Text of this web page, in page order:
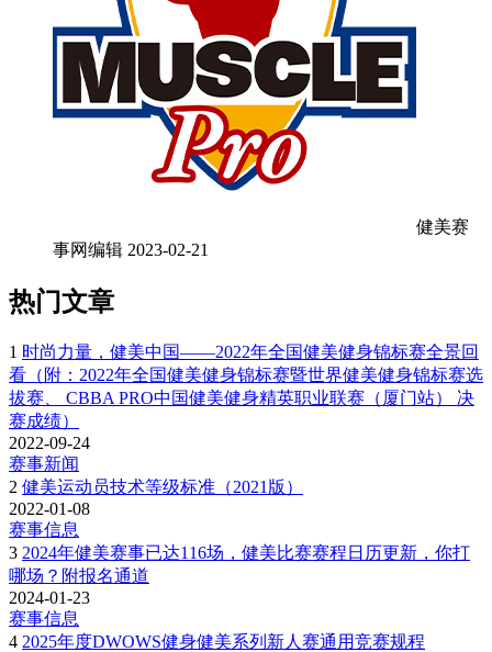
健美赛
事网编辑 2023-02-21
热门文章
1 时尚力量，健美中国——2022年全国健美健身锦标赛全景回
看（附：2022年全国健美健身锦标赛暨世界健美健身锦标赛选
拔赛、 CBBA PRO中国健美健身精英职业联赛（厦门站） 决
赛成绩）
2022-09-24
赛事新闻
2 健美运动员技术等级标准（2021版）
2022-01-08
赛事信息
3 2024年健美赛事已达116场，健美比赛赛程日历更新，你打
哪场？附报名通道
2024-01-23
赛事信息
4 2025年度DWOWS健身健美系列新人赛通用竞赛规程